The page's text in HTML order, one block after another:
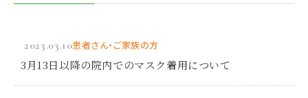
2023.03.10患者さん・ご家族の方
3月13日以降の院内でのマスク着用について